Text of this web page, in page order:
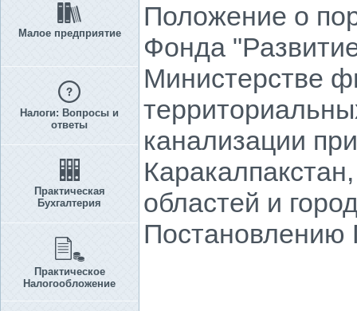
Малое предприятие
Налоги: Вопросы и
ответы
Практическая
Бухгалтерия
Практическое
Налогообложение
Положение о
Фонда
Министерстве
канализации
областей и
Постановлению